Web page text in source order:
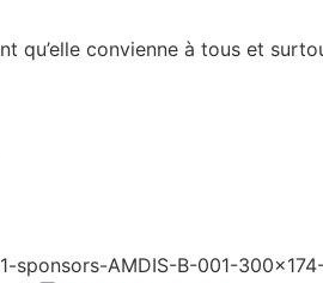
qu’elle convienne à tous et